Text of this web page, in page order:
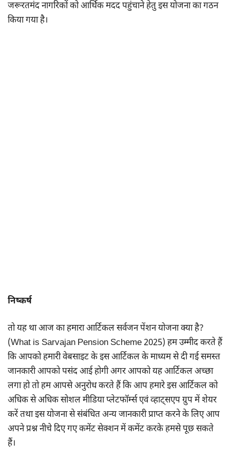
जरूरतमंद नागरिकों को आर्थिक मदद पहुंचाने हेतु इस योजना का गठन
किया गया है।
निष्कर्ष
तो यह था आज का हमारा आर्टिकल सर्वजन पेंशन योजना क्या है?
(What is Sarvajan Pension Scheme 2025) हम उम्मीद करते हैं
कि आपको हमारी वेबसाइट के इस आर्टिकल के माध्यम से दी गई समस्त
जानकारी आपको पसंद आई होगी अगर आपको यह आर्टिकल अच्छा
लगा हो तो हम आपसे अनुरोध करते हैं कि आप हमारे इस आर्टिकल को
अधिक से अधिक सोशल मीडिया प्लेटफॉर्म्स एवं व्हाट्सएप ग्रुप में शेयर
करें तथा इस योजना से संबंधित अन्य जानकारी प्राप्त करने के लिए आप
अपने प्रश्न नीचे दिए गए कमेंट सेक्शन में कमेंट करके हमसे पूछ सकते
हैं।